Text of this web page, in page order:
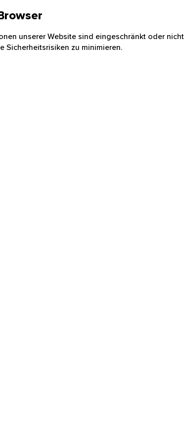
unserer Website sind eingeschränkt oder
Sicherheitsrisiken zu minimieren.